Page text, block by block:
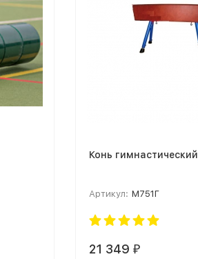
Конь гимнастический
Артикул: М751Г
21 349 ₽